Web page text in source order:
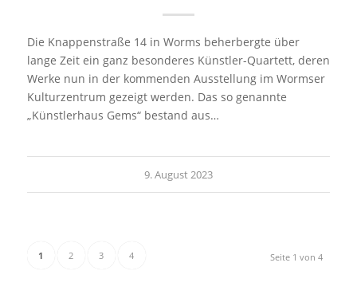
Die Knappenstraße 14 in Worms beherbergte über
lange Zeit ein ganz besonderes Künstler-Quartett, deren
Werke nun in der kommenden Ausstellung im Wormser
Kulturzentrum gezeigt werden. Das so genannte
„Künstlerhaus Gems“ bestand aus…
9. August 2023
Seite 1 von 4
1 2 3 4